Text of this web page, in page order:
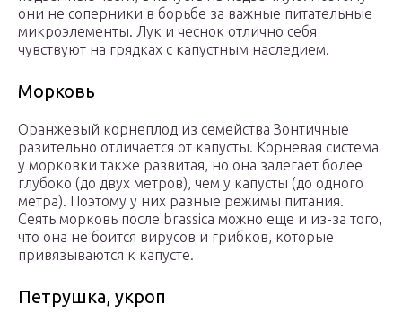
они не соперники в борьбе за важные питательные
микроэлементы. Лук и чеснок отлично себя
чувствуют на грядках с капустным наследием.
Морковь
Оранжевый корнеплод из семейства Зонтичные
разительно отличается от капусты. Корневая система
у морковки также развитая, но она залегает более
глубоко (до двух метров), чем у капусты (до одного
метра). Поэтому у них разные режимы питания.
Сеять морковь после brassica можно еще и из-за того,
что она не боится вирусов и грибков, которые
привязываются к капусте.
Петрушка, укроп